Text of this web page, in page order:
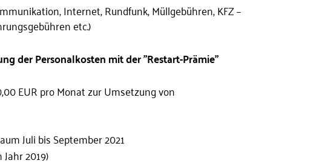
Internet, Rundfunk, Müllgebühren, KFZ –
etc.)
der Personalkosten mit der "Restart-Prämie"
EUR pro Monat zur Umsetzung von
Juli bis September 2021
2019)